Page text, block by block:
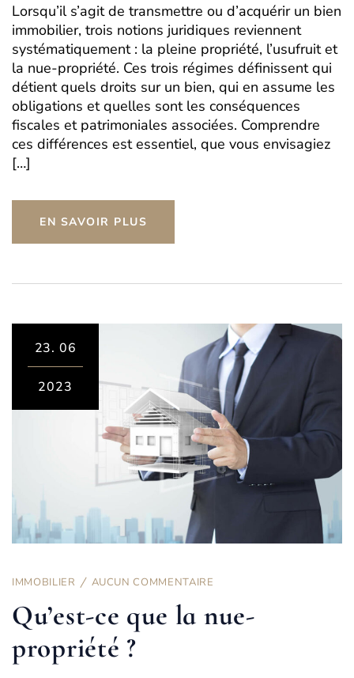
Lorsqu’il s’agit de transmettre ou d’acquérir un bien
immobilier, trois notions juridiques reviennent
systématiquement : la pleine propriété, l’usufruit et
la nue-propriété. Ces trois régimes définissent qui
détient quels droits sur un bien, qui en assume les
obligations et quelles sont les conséquences
fiscales et patrimoniales associées. Comprendre
ces différences est essentiel, que vous envisagiez
[…]
EN SAVOIR PLUS
23. 06
2023
IMMOBILIER AUCUN COMMENTAIRE
Qu’est-ce que la nue-
propriété ?